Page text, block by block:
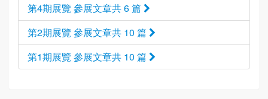
第4期展覽 參展文章共 6 篇
第2期展覽 參展文章共 10 篇
第1期展覽 參展文章共 10 篇